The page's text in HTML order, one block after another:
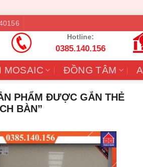
Hotline:
0385.140.156
MOSAIC ĐỒNG TÂM
PHẨM ĐƯỢC GẮN THẺ
BÀN”